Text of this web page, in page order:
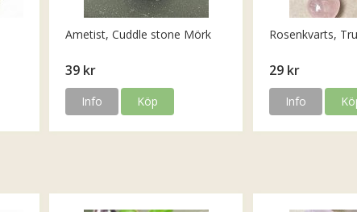
Ametist, Cuddle stone Mörk
39 kr
Info Köp
Rosenkvarts,
29 kr
Info